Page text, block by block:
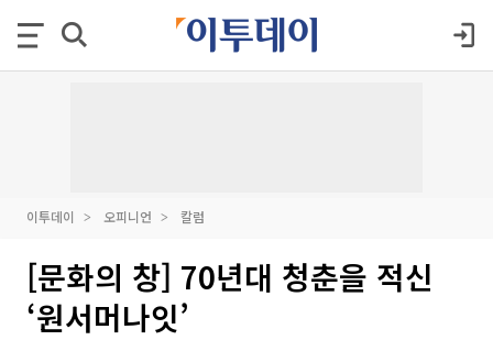
이투데이 오피니언 칼럼
[문화의 창] 70년대 청춘을 적신
‘원서머나잇’